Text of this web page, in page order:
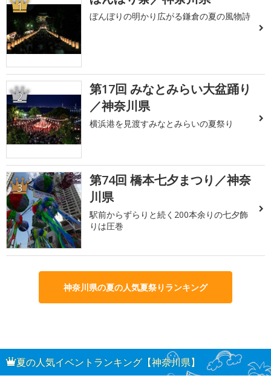
1
ぼんぼりの明かり広がる鎌倉の夏の風物詩
2
第17回 みなとみらい大盆踊り
／神奈川県
横浜港を見渡すみなとみらいの夏祭り
3
第74回 橋本七夕まつり／神奈
川県
駅前からずらりと続く200本余りの七夕飾
りは圧巻
神奈川県の夏の人気夏祭りランキング
夏の人気イベントランキング【神奈川県】